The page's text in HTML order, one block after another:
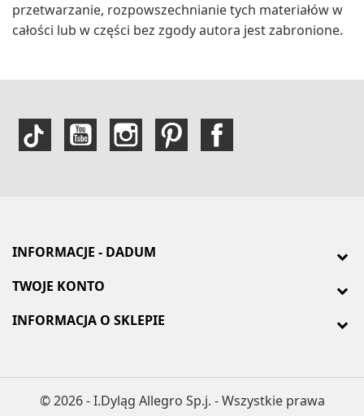
przetwarzanie, rozpowszechnianie tych materiałów w
całości lub w części bez zgody autora jest zabronione.
INFORMACJE - DADUM
TWOJE KONTO
INFORMACJA O SKLEPIE
© 2026 - I.Dyląg Allegro Sp.j. - Wszystkie prawa